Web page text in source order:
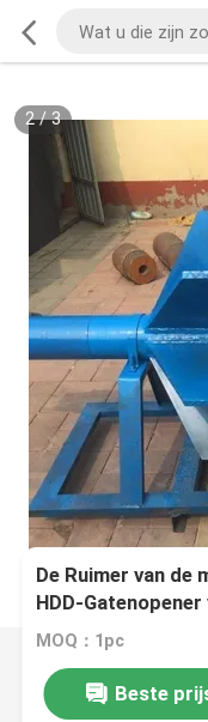
2/3
De Ruimer van de
HDD-
Richtingboring
MOQ：1pc
Beste